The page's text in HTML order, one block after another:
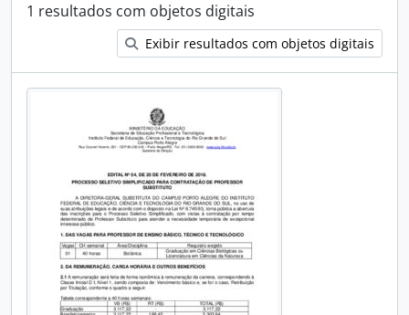
1 resultados com objetos digitais
Exibir resultados com objetos digitais